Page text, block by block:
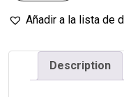
Añadir a la lista de
Description